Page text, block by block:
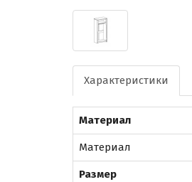
Характеристики
Материал
Материал
Размер